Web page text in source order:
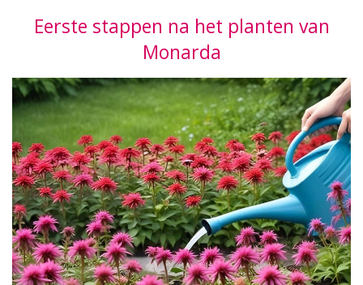
Eerste stappen na het planten van
Monarda